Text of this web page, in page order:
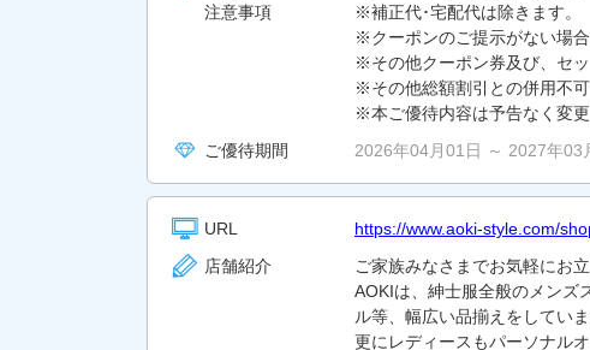
注意事項
※補正代･宅配代は除きます。
※クーポンのご提示がない場
※その他クーポン券及び、セ
※その他総額割引との併用不可
※本ご優待内容は予告なく変
ご優待期間
2026年04月01日 ～ 2027年03
URL
https://www.aoki-style.com/
店舗紹介
ご家族みなさまでお気軽にお
AOKIは、紳士服全般のメンズ
ル等、幅広い品揃えをしていま
更にレディースもパーソナル